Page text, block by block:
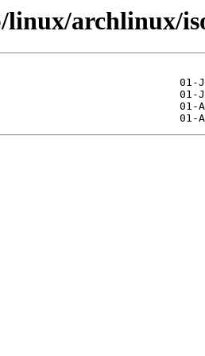
linux/archlinux/